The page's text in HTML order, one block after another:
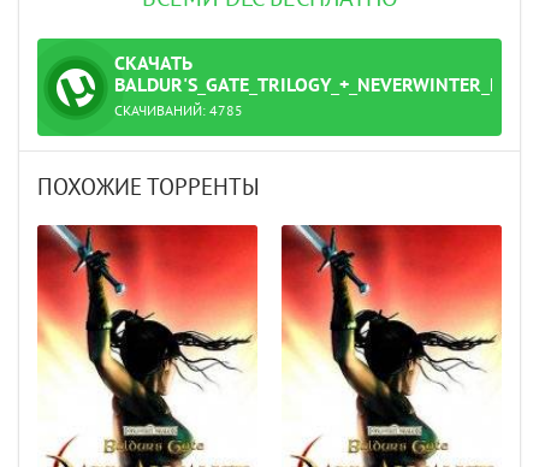
СКАЧАТЬ
ТОРРЕНТ
СКАЧИВАНИЙ: 4785
ПОХОЖИЕ ТОРРЕНТЫ